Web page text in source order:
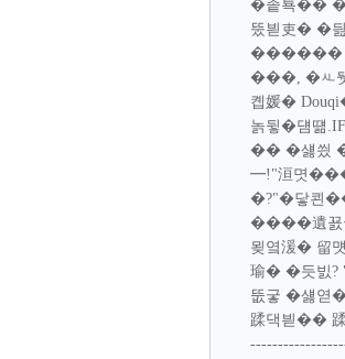
�좉툑��
뚰븯吏� �
������ 9
���, �ㅻ뒛
콉媛�
놁뒿�덈떎
�� �섏씠
━!"洹몃
�?"�닿쾬
����遺꾨
묒옄湲� 留
瑜� �듯빐
뚮궇 �섏엳
蹂댁븯�� 蹂